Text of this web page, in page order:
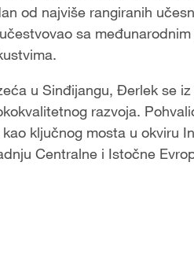
od najviše rangiranih
sa
u Sinđijangu, Đerlek se
razvoja.
ključnog mosta u okviru
Centralne i Istočne